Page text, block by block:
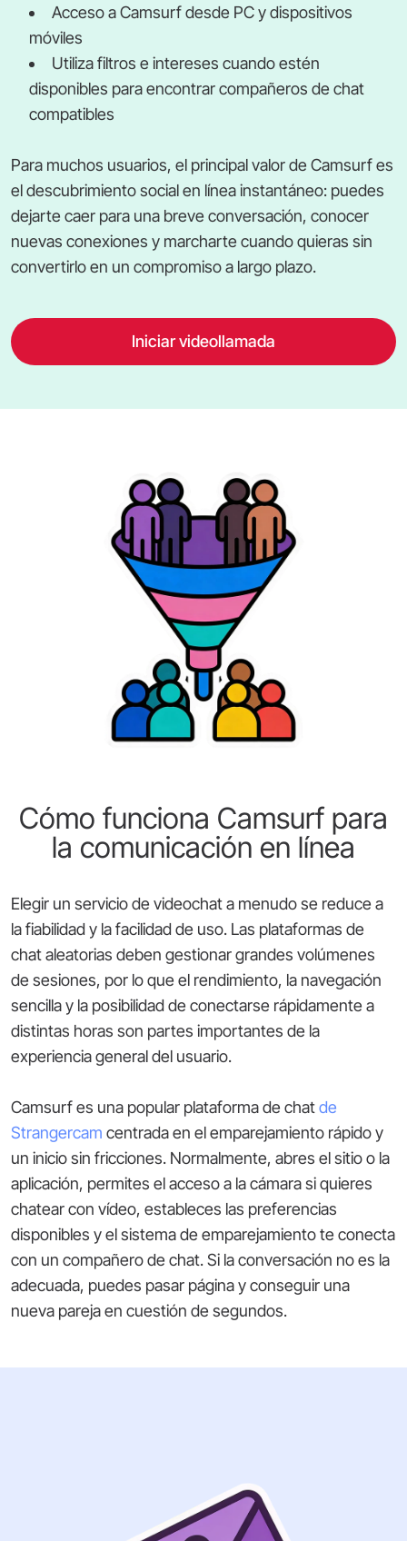
Acceso a Camsurf desde PC y dispositivos
móviles
Utiliza filtros e intereses cuando estén
disponibles para encontrar compañeros de chat
compatibles
Para muchos usuarios, el principal valor de Camsurf es
el descubrimiento social en línea instantáneo: puedes
dejarte caer para una breve conversación, conocer
nuevas conexiones y marcharte cuando quieras sin
convertirlo en un compromiso a largo plazo.
Iniciar videollamada
Cómo funciona Camsurf para
la comunicación en línea
Elegir un servicio de videochat a menudo se reduce a
la fiabilidad y la facilidad de uso. Las plataformas de
chat aleatorias deben gestionar grandes volúmenes
de sesiones, por lo que el rendimiento, la navegación
sencilla y la posibilidad de conectarse rápidamente a
distintas horas son partes importantes de la
experiencia general del usuario.
Camsurf es una popular plataforma de chatde
Strangercam centrada en el emparejamiento rápido y
un inicio sin fricciones. Normalmente, abres el sitio o la
aplicación, permites el acceso a la cámara si quieres
chatear con vídeo, estableces las preferencias
disponibles y el sistema de emparejamiento te conecta
con un compañero de chat. Si la conversación no es la
adecuada, puedes pasar página y conseguir una
nueva pareja en cuestión de segundos.